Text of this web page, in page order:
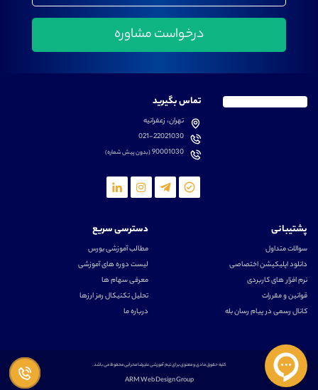
تماس بگیرید
تهران، زعفرانیه
021-22021030
90001030(بدون پیش شماره)
پشتیبانی
سوالات متداول
دانلود اپلیکیشن اختصاصی
نرم افزار های کاربردی
قوانین و مقررات
کانال رسمی در پیام رسان بله
دسترسی سریع
مطالب آموزشی بورس
لیست دوره های آموزشی
معرفی سهام ها
تحلیل تکنیکال رمز ارزها
درباره ما
کلیه حقوق مادی و معنوی برای تیم آموزشی علیرضا محرابی محفوظ می باشد.
ARM Web Design Group